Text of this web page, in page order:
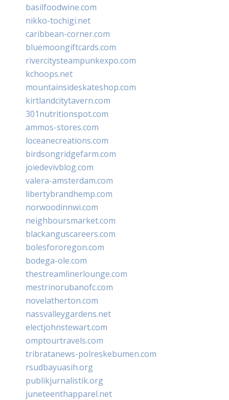
basilfoodwine.com
nikko-tochigi.net
caribbean-corner.com
bluemoongiftcards.com
rivercitysteampunkexpo.com
kchoops.net
mountainsideskateshop.com
kirtlandcitytavern.com
301nutritionspot.com
ammos-stores.com
loceanecreations.com
birdsongridgefarm.com
joiedevivblog.com
valera-amsterdam.com
libertybrandhemp.com
norwoodinnwi.com
neighboursmarket.com
blackanguscareers.com
bolesfororegon.com
bodega-ole.com
thestreamlinerlounge.com
mestrinorubanofc.com
novelatherton.com
nassvalleygardens.net
electjohnstewart.com
omptourtravels.com
tribratanews-polreskebumen.com
rsudbayuasih.org
publikjurnalistik.org
juneteenthapparel.net